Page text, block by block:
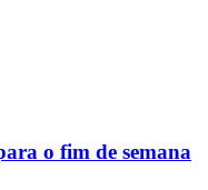
o fim de semana